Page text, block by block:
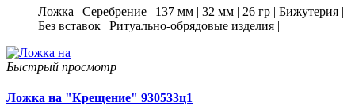
Ложка | Серебрение | 137 мм | 32 мм | 26 гр | Бижутерия |
Без вставок | Ритуально-обрядовые изделия |
Быстрый просмотр
Ложка на "Крещение" 930533ц1